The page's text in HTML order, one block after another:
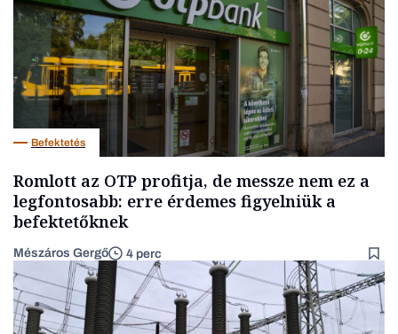
Befektetés
Romlott az OTP profitja, de messze nem ez a
legfontosabb: erre érdemes figyelniük a
befektetőknek
Mészáros Gergő 4 perc